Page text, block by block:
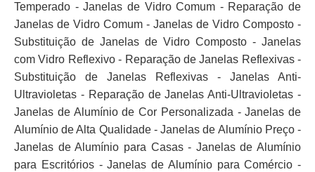
Temperado - Janelas de Vidro Comum - Reparação de
Janelas de Vidro Comum - Janelas de Vidro Composto -
Substituição de Janelas de Vidro Composto - Janelas
com Vidro Reflexivo - Reparação de Janelas Reflexivas -
Substituição de Janelas Reflexivas - Janelas Anti-
Ultravioletas - Reparação de Janelas Anti-Ultravioletas -
Janelas de Alumínio de Cor Personalizada - Janelas de
Alumínio de Alta Qualidade - Janelas de Alumínio Preço -
Janelas de Alumínio para Casas - Janelas de Alumínio
para Escritórios - Janelas de Alumínio para Comércio -